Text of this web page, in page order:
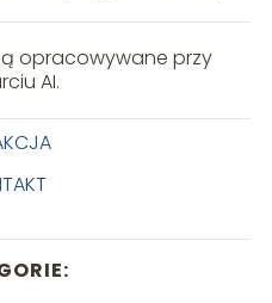
opracowywane przy
AI.